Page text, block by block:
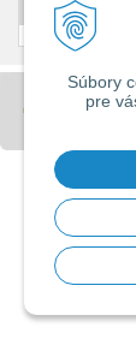
Súbory
pre
DETAILNÝ
© 2026 Stavebniny